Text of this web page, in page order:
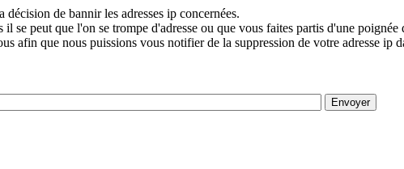
de bannir les adresses ip concernées.
se peut que l'on se trompe d'adresse ou que vous faites partis d'une poignée
afin que nous puissions vous notifier de la suppression de votre adresse ip